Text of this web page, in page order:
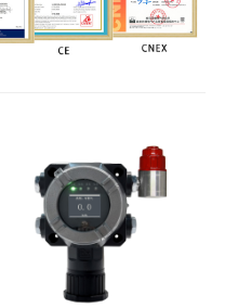
промилле
миллион
миллион